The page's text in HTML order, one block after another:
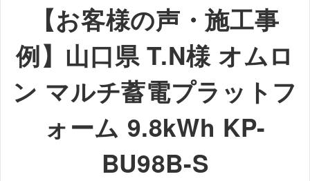
【お客様の声・施工事
例】山口県 T.N様 オムロ
ン マルチ蓄電プラットフ
ォーム 9.8kWh KP-
BU98B-S